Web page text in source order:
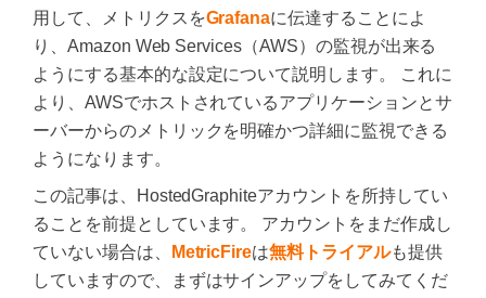
用して、メトリクスをGrafanaに伝達することによ
り、Amazon Web Services（AWS）の監視が出来る
ようにする基本的な設定について説明します。 これに
より、AWSでホストされているアプリケーションとサ
ーバーからのメトリックを明確かつ詳細に監視できる
ようになります。
この記事は、HostedGraphiteアカウントを所持してい
ることを前提としています。 アカウントをまだ作成し
ていない場合は、
MetricFireは無料トライアルも提供
していますので、まずはサインアップをしてみてくだ